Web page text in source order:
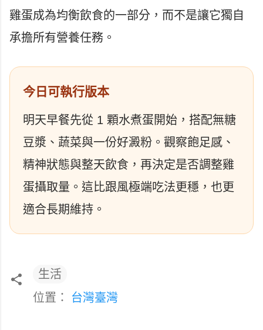
雞蛋成為均衡飲食的一部分，而不是讓它獨自
承擔所有營養任務。
今日可執行版本
明天早餐先從 1 顆水煮蛋開始，搭配無糖
豆漿、蔬菜與一份好澱粉。觀察飽足感、
精神狀態與整天飲食，再決定是否調整雞
蛋攝取量。這比跟風極端吃法更穩，也更
適合長期維持。
生活
位置： 台灣臺灣